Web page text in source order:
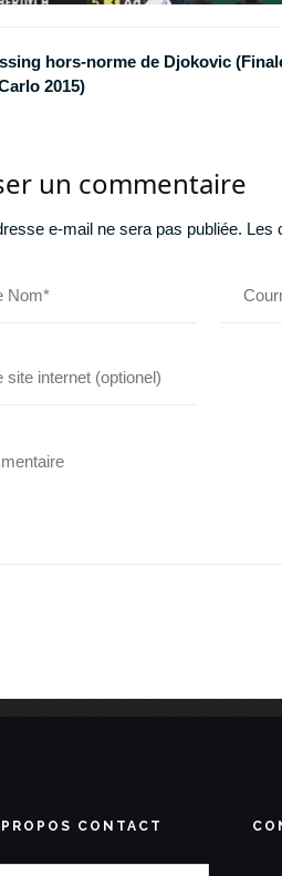
hors-norme de Djokovic
2015)
un commentaire
e-mail ne sera pas publiée. Les
CONTACT